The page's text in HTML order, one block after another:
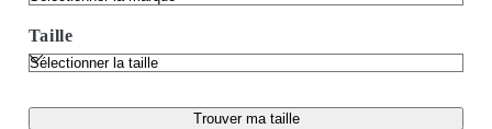
Taille
Trouver ma taille